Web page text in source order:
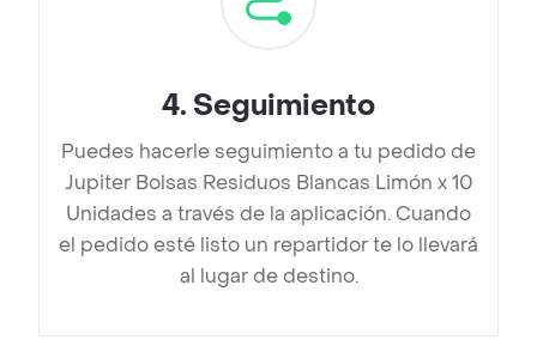
4. Seguimiento
Puedes hacerle seguimiento a tu pedido de
Jupiter Bolsas Residuos Blancas Limón x 10
Unidades a través de la aplicación. Cuando
el pedido esté listo un repartidor te lo llevará
al lugar de destino.